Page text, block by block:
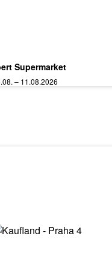
Supermarket
– 11.08.2026